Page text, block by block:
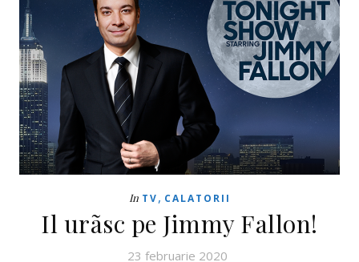
In TV, CALATORII
Il urãsc pe Jimmy Fallon!
23 februarie 2020